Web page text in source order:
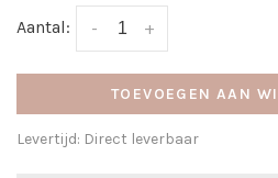
Aantal: +
-
TOEVOEGEN AAN
Levertijd: Direct leverbaar